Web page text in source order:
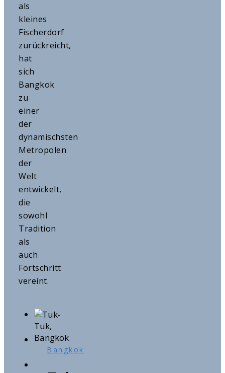
als
kleines
Fischerdorf
zurückreicht,
hat
sich
Bangkok
zu
einer
der
dynamischsten
Metropolen
der
Welt
entwickelt,
die
sowohl
Tradition
als
auch
Fortschritt
vereint.
Bangkok